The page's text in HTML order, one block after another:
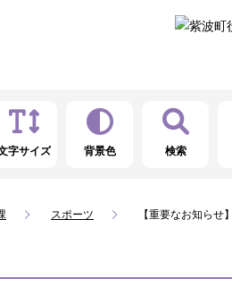
字サイズ 背景色 検索
スポーツ 【重要なお知ら